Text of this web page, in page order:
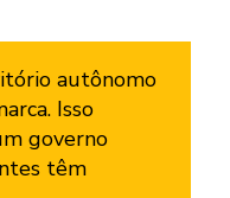
autônomo
Isso
governo
têm